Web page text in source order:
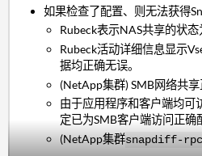
如果检查了配置、则无法获得
Rubeck表示NAS共享的状态
Rubeck活动详细信息显示
据均正确无误。
(NetApp集群) SMB网络共
由于应用程序和客户端均可
定已为SMB客户端访问正确
(NetApp集群snapdiff-